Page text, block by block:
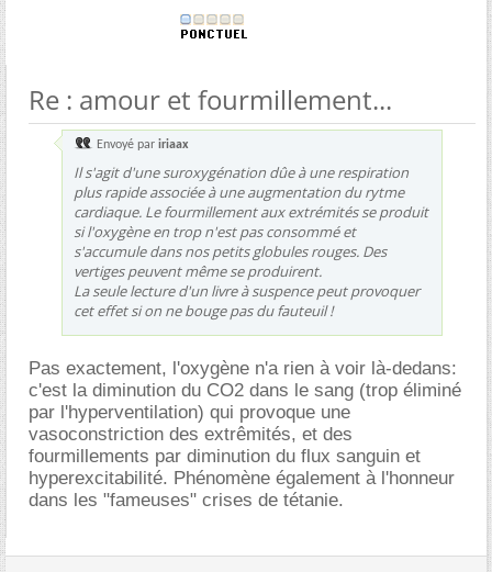
Re : amour et fourmillement...
Envoyé par iriaax
Il s'agit d'une suroxygénation dûe à une respiration
plus rapide associée à une augmentation du rytme
cardiaque. Le fourmillement aux extrémités se produit
si l'oxygène en trop n'est pas consommé et
s'accumule dans nos petits globules rouges. Des
vertiges peuvent même se produirent.
La seule lecture d'un livre à suspence peut provoquer
cet effet si on ne bouge pas du fauteuil !
Pas exactement, l'oxygène n'a rien à voir là-dedans:
c'est la diminution du CO2 dans le sang (trop éliminé
par l'hyperventilation) qui provoque une
vasoconstriction des extrêmités, et des
fourmillements par diminution du flux sanguin et
hyperexcitabilité. Phénomène également à l'honneur
dans les "fameuses" crises de tétanie.